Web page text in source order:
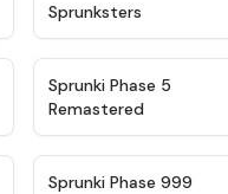
Sprunksters
Sprunki Phase 5
Remastered
Sprunki Phase 999